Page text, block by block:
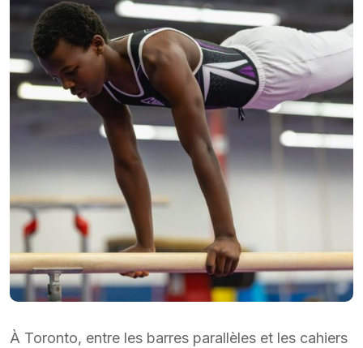
À Toronto, entre les barres parallèles et les cahiers